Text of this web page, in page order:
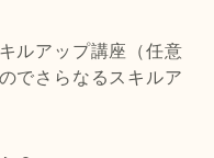
ルアップ講座（任意
でさらなるスキルア